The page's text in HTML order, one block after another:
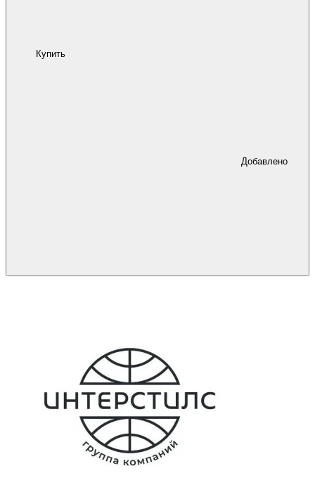
Купить
Добавлено